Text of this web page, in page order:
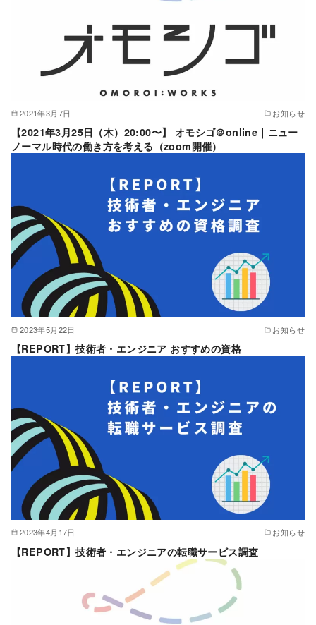
2021年3月7日 お知らせ
【2021年3月25日（木）20:00〜】 オモシゴ＠online｜ニュー
ノーマル時代の働き方を考える（zoom開催）
2023年5月22日 お知らせ
【REPORT】技術者・エンジニア おすすめの資格
2023年4月17日 お知らせ
【REPORT】技術者・エンジニアの転職サービス調査